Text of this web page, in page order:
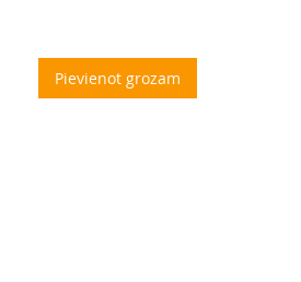
Pievienot grozam